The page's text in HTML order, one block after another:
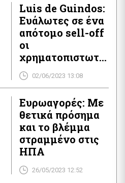
Luis de Guindos:
Ευάλωτες σε ένα
απότομο sell-off
οι
χρηματοπιστωτι
κές αγορές
02/06/2023 13:08
Ευρωαγορές: Με
θετικά πρόσημα
και το βλέμμα
στραμμένο στις
ΗΠΑ
26/05/2023 12:52